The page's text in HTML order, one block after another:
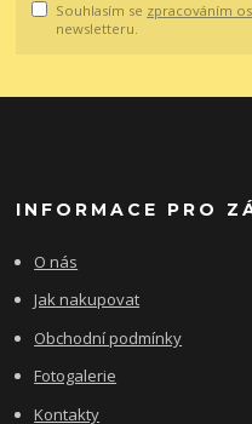
Souhlasím se zpracováním
newsletteru.
INFORMACE PRO
O nás
Jak nakupovat
Obchodní podmínky
Fotogalerie
Kontakty